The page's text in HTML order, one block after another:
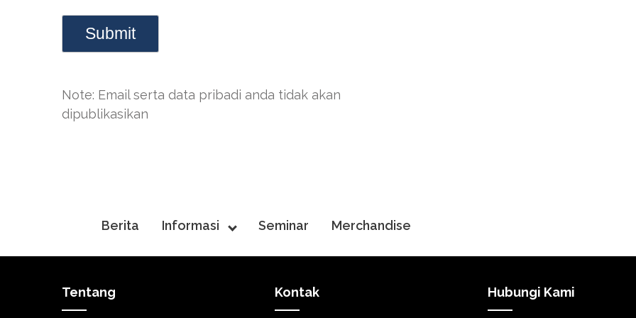
Note: Email serta data pribadi anda tidak akan
dipublikasikan
Berita Informasi Seminar Merchandise
Tentang Kontak Hubungi Kami